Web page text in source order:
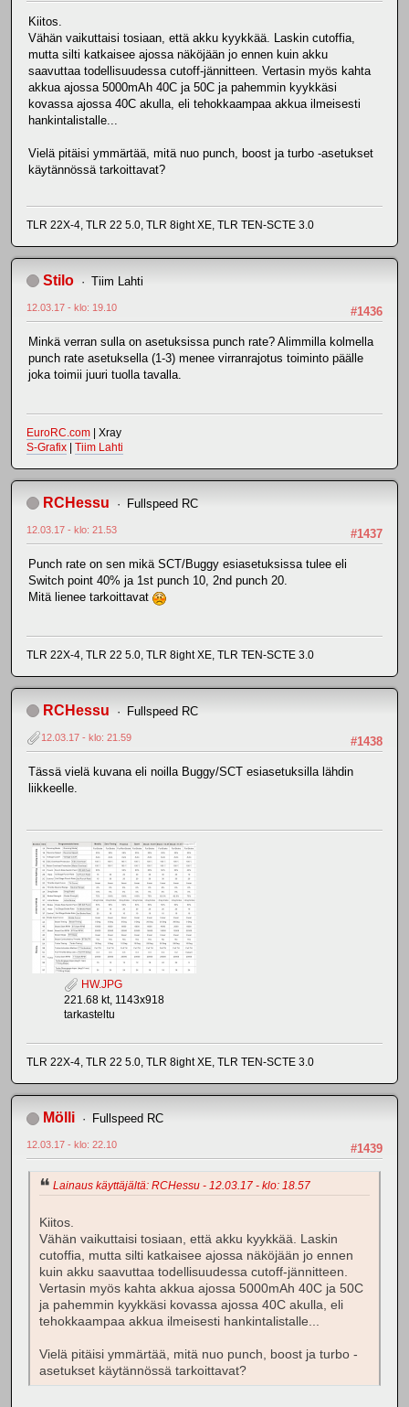
Kiitos.
Vähän vaikuttaisi tosiaan, että akku kyykkää. Laskin cutoffia,
mutta silti katkaisee ajossa näköjään jo ennen kuin akku
saavuttaa todellisuudessa cutoff-jännitteen. Vertasin myös kahta
akkua ajossa 5000mAh 40C ja 50C ja pahemmin kyykkäsi
kovassa ajossa 40C akulla, eli tehokkaampaa akkua ilmeisesti
hankintalistalle...
Vielä pitäisi ymmärtää, mitä nuo punch, boost ja turbo -asetukset
käytännössä tarkoittavat?
TLR 22X-4, TLR 22 5.0, TLR 8ight XE, TLR TEN-SCTE 3.0
Stilo Tiim Lahti
#1436
12.03.17 - klo: 19.10
Minkä verran sulla on asetuksissa punch rate? Alimmilla kolmella
punch rate asetuksella (1-3) menee virranrajotus toiminto päälle
joka toimii juuri tuolla tavalla.
EuroRC.com | Xray
S-Grafix | Tiim Lahti
RCHessu Fullspeed RC
#1437
12.03.17 - klo: 21.53
Punch rate on sen mikä SCT/Buggy esiasetuksissa tulee eli
Switch point 40% ja 1st punch 10, 2nd punch 20.
Mitä lienee tarkoittavat
TLR 22X-4, TLR 22 5.0, TLR 8ight XE, TLR TEN-SCTE 3.0
RCHessu Fullspeed RC
#1438
12.03.17 - klo: 21.59
Tässä vielä kuvana eli noilla Buggy/SCT esiasetuksilla lähdin
liikkeelle.
HW.JPG
221.68 kt, 1143x918
tarkasteltu
TLR 22X-4, TLR 22 5.0, TLR 8ight XE, TLR TEN-SCTE 3.0
Mölli Fullspeed RC
#1439
12.03.17 - klo: 22.10
Lainaus käyttäjältä: RCHessu - 12.03.17 - klo: 18.57
Kiitos.
Vähän vaikuttaisi tosiaan, että akku kyykkää. Laskin
cutoffia, mutta silti katkaisee ajossa näköjään jo ennen
kuin akku saavuttaa todellisuudessa cutoff-jännitteen.
Vertasin myös kahta akkua ajossa 5000mAh 40C ja 50C
ja pahemmin kyykkäsi kovassa ajossa 40C akulla, eli
tehokkaampaa akkua ilmeisesti hankintalistalle...
Vielä pitäisi ymmärtää, mitä nuo punch, boost ja turbo -
asetukset käytännössä tarkoittavat?